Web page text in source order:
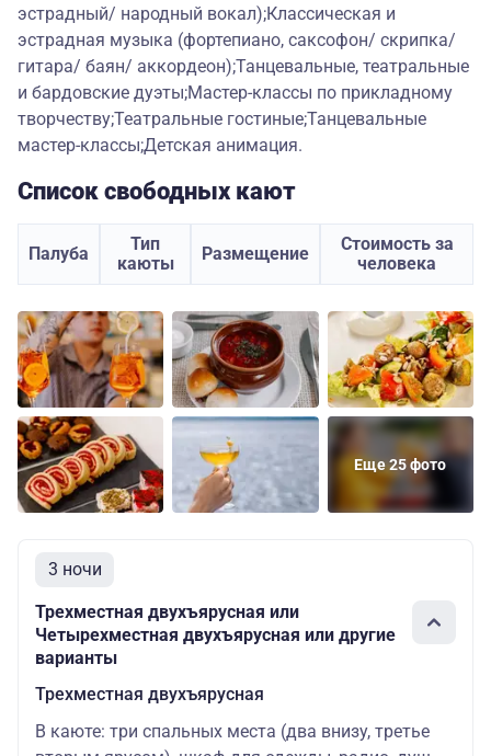
эстрадный/ народный вокал);Классическая и
эстрадная музыка (фортепиано, саксофон/ скрипка/
гитара/ баян/ аккордеон);Танцевальные, театральные
и бардовские дуэты;Мастер-классы по прикладному
творчеству;Театральные гостиные;Танцевальные
мастер-классы;Детская анимация.
Список свободных кают
Палуба
Тип
каюты
Размещение
Стоимость за
человека
Еще 25 фото
3 ночи
Трехместная двухъярусная или
Четырехместная двухъярусная или другие
варианты
Трехместная двухъярусная
В каюте: три спальных места (два внизу, третье